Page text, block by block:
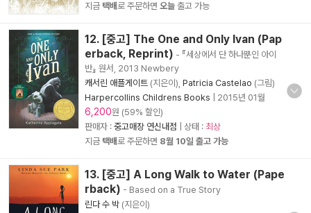
지금 택배로 주문하면 오늘 출고 가능
12. [중고] The One and Only Ivan (Pap
erback, Reprint) - 『세상에서 단 하나뿐인 아이
반』 원서, 2013 Newbery
캐서린 애플게이트 (지은이), Patricia Castelao (그림)
Harpercollins Childrens Books
2015년 01월
6,200원 (59% 할인)
판매자 : 중고매장 연신내점 | 상태 : 최상
지금 택배로 주문하면 8월 10일 출고 가능
13. [중고] A Long Walk to Water (Pape
rback) - Based on a True Story
린다 수 박 (지은이)